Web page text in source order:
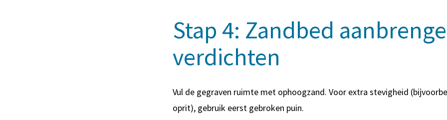
Stap 4: Zandbed
verdichten
Vul de gegraven ruimte met ophoogzand. Voor extra stevigheid
oprit), gebruik eerst gebroken puin.